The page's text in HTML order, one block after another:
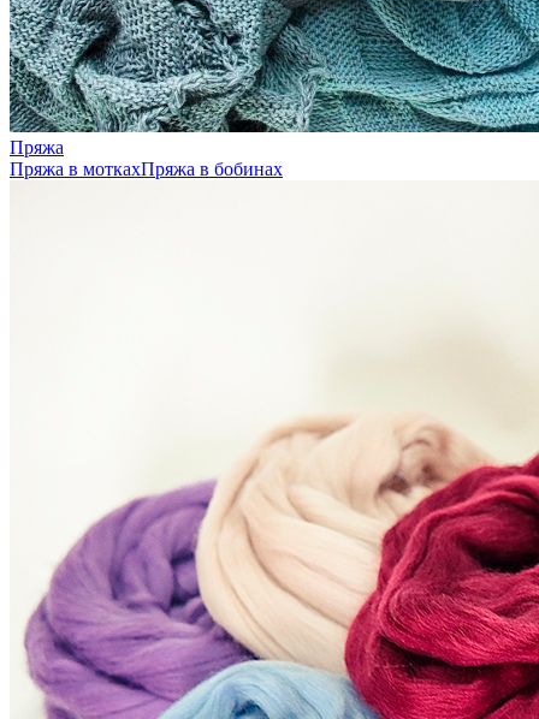
Пряжа
Пряжа в моткахПряжа в бобинах